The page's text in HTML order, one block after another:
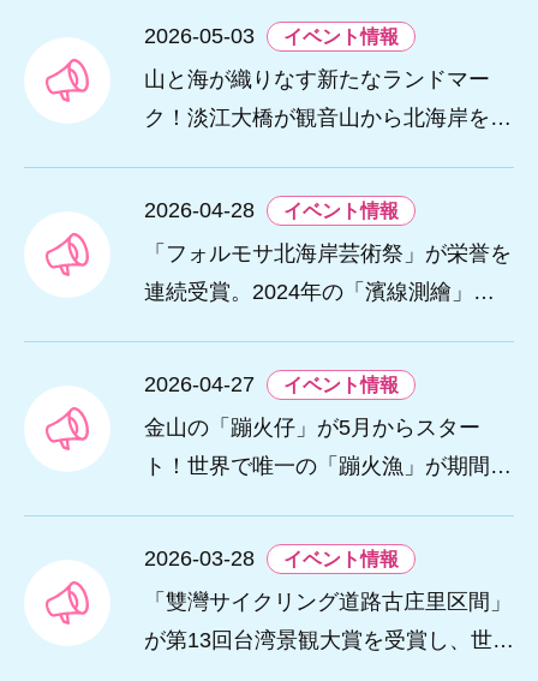
2026-05-03 イベント情報
山と海が織りなす新たなランドマー
ク！淡江大橋が観音山から北海岸を結
2026-04-28 イベント情報
「フォルモサ北海岸芸術祭」が栄誉を
連続受賞。2024年の「濱線測繪」と2
26年アメリカ「MUSEデザインアワー
ド（金賞）」を受賞。
2026-04-27 イベント情報
金山の「蹦火仔」が5月からスター
ト！世界で唯一の「蹦火漁」が期間限
2026-03-28 イベント情報
「雙灣サイクリング道路古庄里区間」
が第13回台湾景観大賞を受賞し、世界